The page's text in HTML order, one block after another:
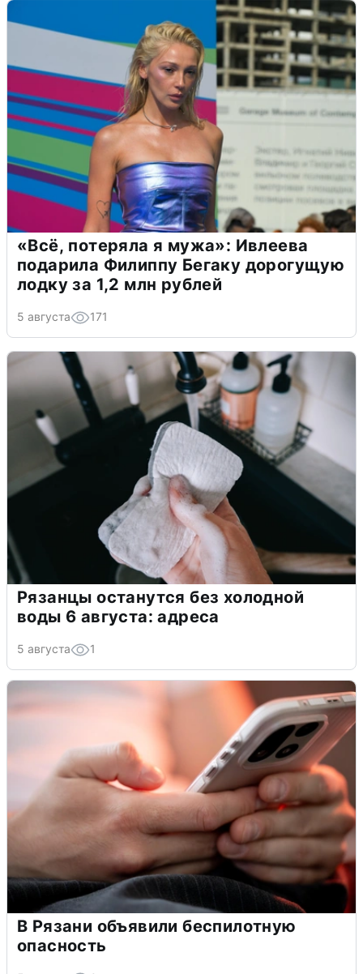
«Всё, потеряла я мужа»: Ивлеева
подарила Филиппу Бегаку дорогущую
лодку за 1,2 млн рублей
5 августа 171
Рязанцы останутся без холодной
воды 6 августа: адреса
5 августа 1
В Рязани объявили беспилотную
опасность